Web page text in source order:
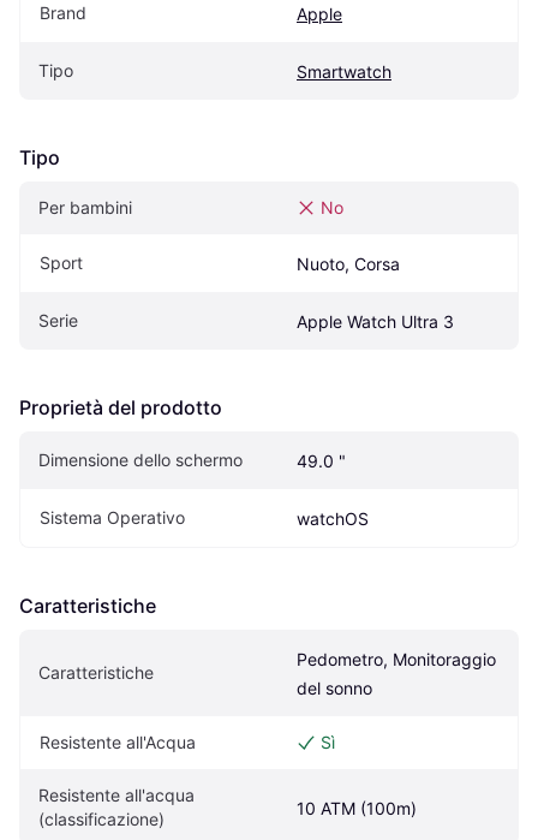
Brand Apple
Tipo Smartwatch
Tipo
Per bambini No
Sport Nuoto, Corsa
Serie Apple Watch Ultra 3
Proprietà del prodotto
Dimensione dello schermo 49.0 "
Sistema Operativo watchOS
Caratteristiche
Caratteristiche
Pedometro, Monitoraggio
del sonno
Resistente all'Acqua Sì
Resistente all'acqua
(classificazione)
10 ATM (100m)